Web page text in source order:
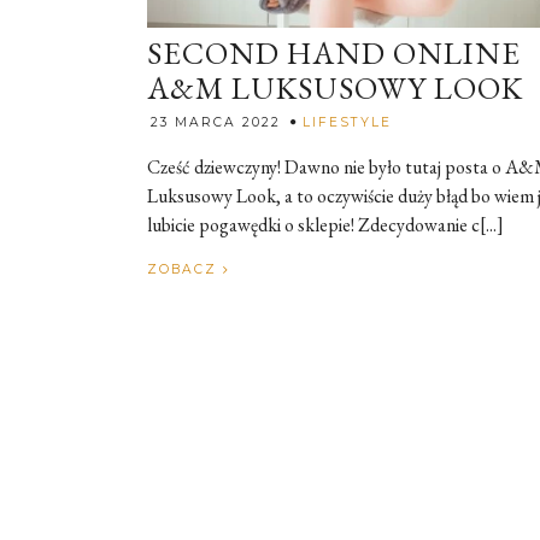
SECOND HAND ONLINE
A&M LUKSUSOWY LOOK
23 MARCA 2022 LIFESTYLE
Cześć dziewczyny! Dawno nie było tutaj posta o
Luksusowy Look, a to oczywiście duży błąd bo wiem
lubicie pogawędki o sklepie! Zdecydowanie c[...]
ZOBACZ